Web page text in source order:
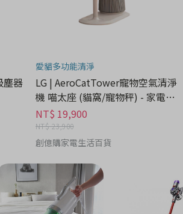
塵器
愛貓多功能清淨
LG | AeroCatTower寵物空氣清淨
機 喵太座 (貓窩/寵物秤) - 家電分
期
NT$ 19,900
NT$ 23,900
創億購家電生活百貨